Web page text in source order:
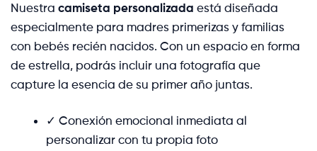
Nuestra camiseta personalizada está diseñada
especialmente para madres primerizas y familias
con bebés recién nacidos. Con un espacio en forma
de estrella, podrás incluir una fotografía que
capture la esencia de su primer año juntas.
✓ Conexión emocional inmediata al
personalizar con tu propia foto